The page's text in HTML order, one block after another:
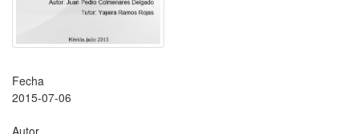
Fecha
2015-07-06